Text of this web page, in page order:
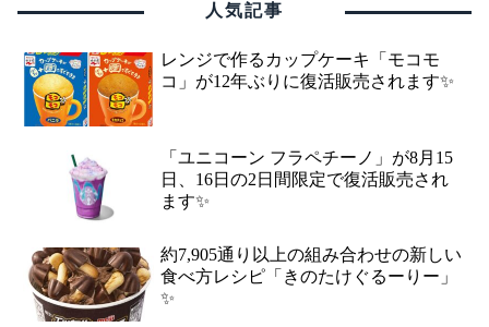
人気記事
レンジで作るカップケーキ「モコモ
コ」が12年ぶりに復活販売されます✨
「ユニコーン フラペチーノ」が8月15
日、16日の2日間限定で復活販売され
ます✨
約7,905通り以上の組み合わせの新しい
食べ方レシピ「きのたけぐるーりー」
✨